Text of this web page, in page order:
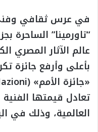
في عرس ثقافي
“تاورمينا” الساحرة
عالم الآثار المصري
بأعلى وأرفع جائزة
تعادل قيمتها الفنية
العالمية، وذلك في